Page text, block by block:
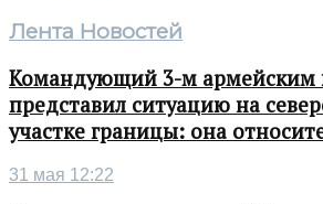
Лента Новостей
Командующий 3-м армейским
представил ситуацию на
участке границы: она
31 мая 12:22